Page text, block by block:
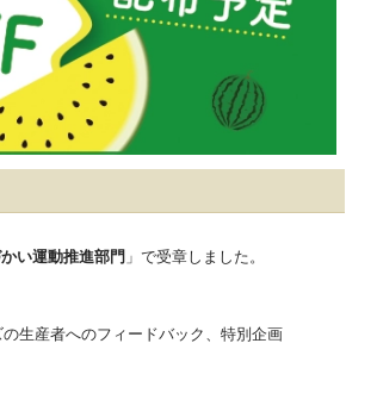
い運動推進部門 」で受章しました。
生産者へのフィードバック、特別企画